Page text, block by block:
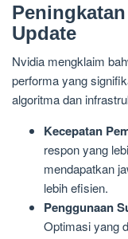
Update
Nvidia mengklaim
performa yang
algoritma dan
Kecepatan
respon yang
mendapatkan
lebih efisien.
Penggunaan
Optimasi yang